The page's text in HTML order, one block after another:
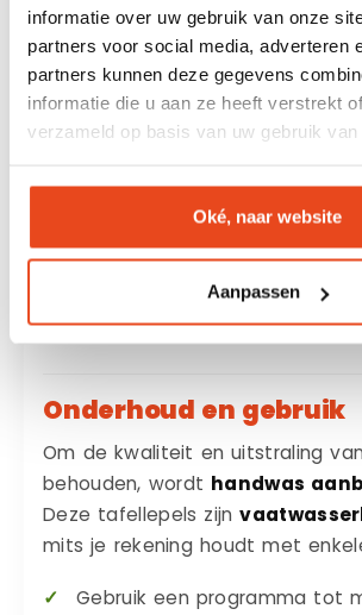
informatie over uw gebruik van onze
partners voor social media, adverteren
partners kunnen deze gegevens
informatie die u aan ze heeft verstrekt
verzameld op basis van uw gebruik
Oké, naar website
Aanpassen
Duurzaam en
ontwerp
De lepels zijn gemaakt van
lange levensduur. Het materiaal
voor dagelijks gebruik en
uitstraling. Daarnaast zorgt het
een goede balans en liggen de
in de hand tijdens het eten.
Onderhoud en gebruik
Om de kwaliteit en uitstraling
behouden, wordt handwas
Deze tafellepels zijn
mits je rekening houdt met
Gebruik een programma tot